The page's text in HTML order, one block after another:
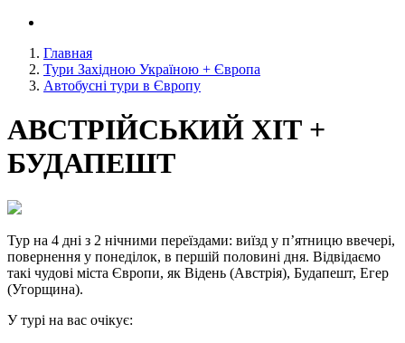
Главная
Тури Західною Україною + Європа
Автобусні тури в Європу
АВСТРІЙСЬКИЙ ХІТ +
БУДАПЕШТ
Тур на 4 дні з 2 нічними переїздами: виїзд у п’ятницю ввечері,
повернення у понеділок, в першій половині дня. Відвідаємо
такі чудові міста Європи, як Відень (Австрія), Будапешт, Егер
(Угорщина).
У турі на вас очікує: